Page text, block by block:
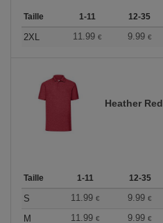
Taille 1-11 12-35
2XL 11.99 € 9.99 €
Heather Red
Taille 1-11 12-35
S 11.99 € 9.99 €
M
11.99 € 9.99 €